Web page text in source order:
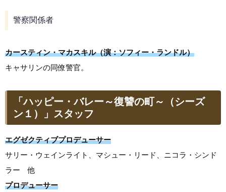
警察関係者
カースティン・マカスキル（演：ソフィー・ランドル）
キャサリンの同僚警官。
「ハッピー・バレー～復讐の町～（シーズ
ン１）」スタッフ
エグゼクティブプロデューサー
サリー・ウェインライト、マシュー・リード、ニコラ・シンド
ラー 他
プロデューサー